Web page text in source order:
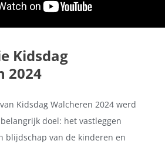
Kidsdag
2024
van Kidsdag Walcheren 2024 werd
doel: het vastleggen
blijdschap van de kinderen en